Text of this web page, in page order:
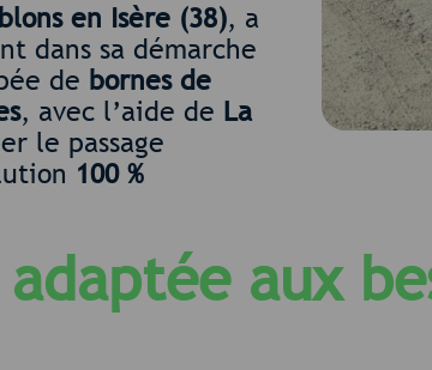
en Isère (38), a
dans sa démarche
de bornes de
, avec l’aide de La
le passage
100 %
aux